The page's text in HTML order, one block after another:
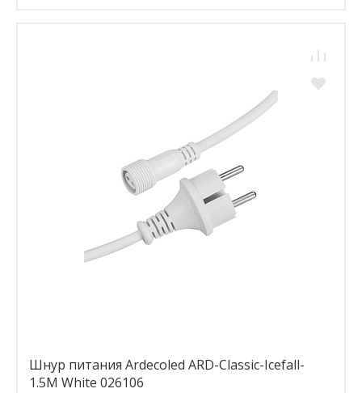
Шнур питания Ardecoled ARD-Classic-Icefall-
1.5M White 026106